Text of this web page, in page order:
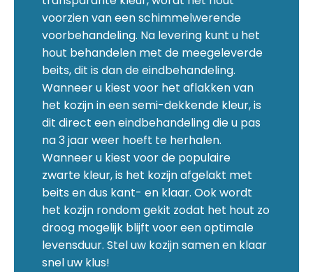
voorzien van een schimmelwerende
voorbehandeling. Na levering kunt u het
hout behandelen met de meegeleverde
beits, dit is dan de eindbehandeling.
Wanneer u kiest voor het aflakken van
het kozijn in een semi-dekkende kleur, is
dit direct een eindbehandeling die u pas
na 3 jaar weer hoeft te herhalen.
Wanneer u kiest voor de populaire
zwarte kleur, is het kozijn afgelakt met
beits en dus kant- en klaar. Ook wordt
het kozijn rondom gekit zodat het hout zo
droog mogelijk blijft voor een optimale
levensduur. Stel uw kozijn samen en klaar
snel uw klus!